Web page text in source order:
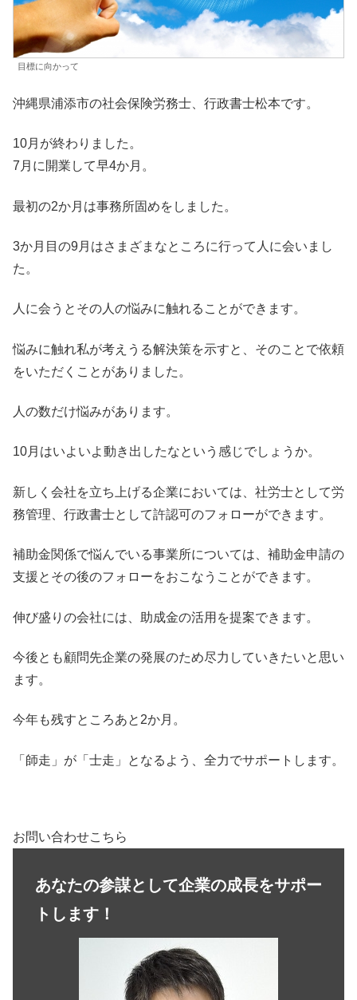
目標に向かって
沖縄県浦添市の社会保険労務士、行政書士松本です。
10月が終わりました。
7月に開業して早4か月。
最初の2か月は事務所固めをしました。
3か月目の9月はさまざまなところに行って人に会いまし
た。
人に会うとその人の悩みに触れることができます。
悩みに触れ私が考えうる解決策を示すと、そのことで依頼
をいただくことがありました。
人の数だけ悩みがあります。
10月はいよいよ動き出したなという感じでしょうか。
新しく会社を立ち上げる企業においては、社労士として労
務管理、行政書士として許認可のフォローができます。
補助金関係で悩んでいる事業所については、補助金申請の
支援とその後のフォローをおこなうことができます。
伸び盛りの会社には、助成金の活用を提案できます。
今後とも顧問先企業の発展のため尽力していきたいと思い
ます。
今年も残すところあと2か月。
「師走」が「士走」となるよう、全力でサポートします。
お問い合わせこちら
あなたの参謀として企業の成長をサポー
トします！